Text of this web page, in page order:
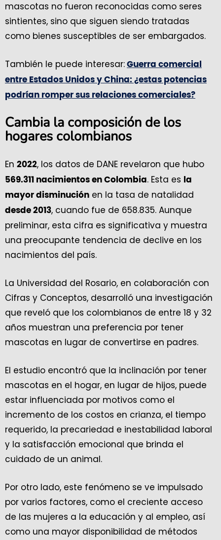
mascotas no fueron reconocidas como seres
sintientes, sino que siguen siendo tratadas
como bienes susceptibles de ser embargados.
También le puede interesar: Guerra comercial
entre Estados Unidos y China: ¿estas potencias
podrían romper sus relaciones comerciales?
Cambia la composición de los
hogares colombianos
En 2022, los datos de DANE revelaron que hubo
569.311 nacimientos en Colombia. Esta es
la
mayor disminución en la tasa de natalidad
desd e 2013, cuando fue de 658.835. Aunque
preliminar, esta cifra es significativa y muestra
una preocupante tendencia de declive en los
nacimientos del país.
La Universidad del Rosario, en colaboración con
Cifras y Conceptos, desarrolló una investigación
que reveló que los colombianos de entre 18 y 32
años muestran una preferencia por tener
mascotas en lugar de convertirse en padres.
El estudio encontró que la inclinación por tener
mascotas en el hogar, en lugar de hijos, puede
estar influenciada por motivos como el
incremento de los costos en crianza, el tiempo
requerido, la precariedad e inestabilidad laboral
y la satisfacción emocional que brinda el
cuidado de un animal.
Por otro lado, este fenómeno se ve impulsado
por varios factores, como el creciente acceso
de las mujeres a la educación y al empleo, así
como una mayor disponibilidad de métodos